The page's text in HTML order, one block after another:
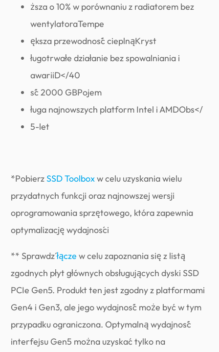
ższa o 10% w porównaniu z radiatorem bez
wentylatoraTempe
ększa przewodność cieplnąKryst
ługotrwałe działanie bez spowalniania i
awariiD</40
ść 2000 GBPojem
ługa najnowszych platform Intel i AMDObs</
5-let
*PobierzSSD Toolboxw celu uzyskania wielu
przydatnych funkcji oraz najnowszej wersji
oprogramowania sprzętowego, która zapewnia
optymalizację wydajności
** Sprawdźłącze w celu zapoznania się z listą
zgodnych płyt głównych obsługujących dyski SSD
PCIe Gen5. Produkt ten jest zgodny z platformami
Gen4 i Gen3, ale jego wydajność może być w tym
przypadku ograniczona. Optymalną wydajność
interfejsu Gen5 można uzyskać tylko na